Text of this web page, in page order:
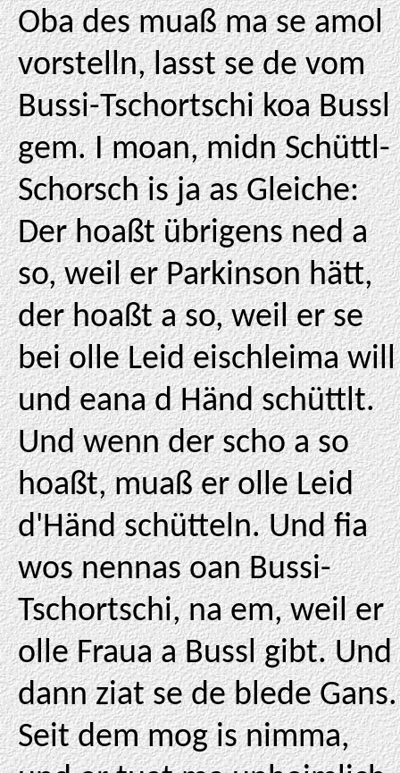
Oba des muaß ma se amol
vorstelln, lasst se de vom
Bussi-Tschortschi koa Bussl
gem. I moan, midn Schüttl-
Schorsch is ja as Gleiche:
Der hoaßt übrigens ned a
so, weil er Parkinson hätt,
der hoaßt a so, weil er se
bei olle Leid eischleima will
und eana d Händ schüttlt.
Und wenn der scho a so
hoaßt, muaß er olle Leid
d'Händ schütteln. Und fia
wos nennas oan Bussi-
Tschortschi, na em, weil er
olle Fraua a Bussl gibt. Und
dann ziat se de blede Gans.
Seit dem mog is nimma,